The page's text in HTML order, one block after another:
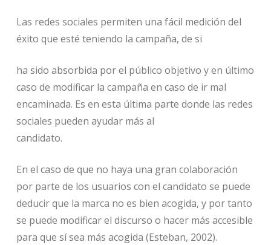
Las redes sociales permiten una fácil medición del
éxito que esté teniendo la campaña, de si
ha sido absorbida por el público objetivo y en último
caso de modificar la campaña en caso de ir mal
encaminada. Es en esta última parte donde las redes
sociales pueden ayudar más al
candidato.
En el caso de que no haya una gran colaboración
por parte de los usuarios con el candidato se puede
deducir que la marca no es bien acogida, y por tanto
se puede modificar el discurso o hacer más accesible
para que sí sea más acogida (Esteban, 2002).